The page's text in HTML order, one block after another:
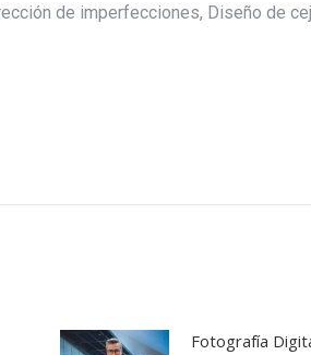
de imperfecciones, Diseño de
Fotografía